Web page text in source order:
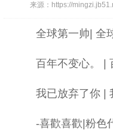
来源： https://
全球第一帅| 全
百年不变心。 |
我已放弃了你 |
-喜歡喜歡|粉色